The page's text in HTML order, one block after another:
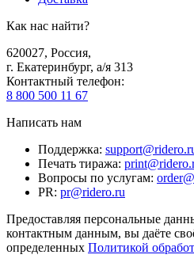
Как нас найти?
620027, Россия,
г. Екатеринбург, а/я 313
Контактный телефон:
8 800 500 11 67
Написать нам
Поддержка:
Печать тиража:
Вопросы по услугам:
PR: pr@ridero.ru
Предоставляя персональные
контактным данным, вы даёте
определенных Политикой